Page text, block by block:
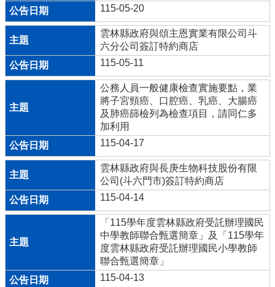
課
程
台
國
三
學
特
教
資
源
分
務
處
115-05-20
雲林縣政府與頌主恩實業有限公司斗
六分公司簽訂特約商店
115-05-11
公務人員一般健康檢查實施要點，業
將子宮頸癌、口腔癌、乳癌、大腸癌
及肺癌篩檢列為檢查項目，請同仁多
加利用
115-04-17
雲林縣政府與長庚生物科技股份有限
公司(斗六門市)簽訂特約商店
115-04-14
「115學年度雲林縣政府受託辦理國民
中學教師聯合甄選簡章」及「115學年
度雲林縣政府受託辦理國民小學教師
聯合甄選簡章」
115-04-13